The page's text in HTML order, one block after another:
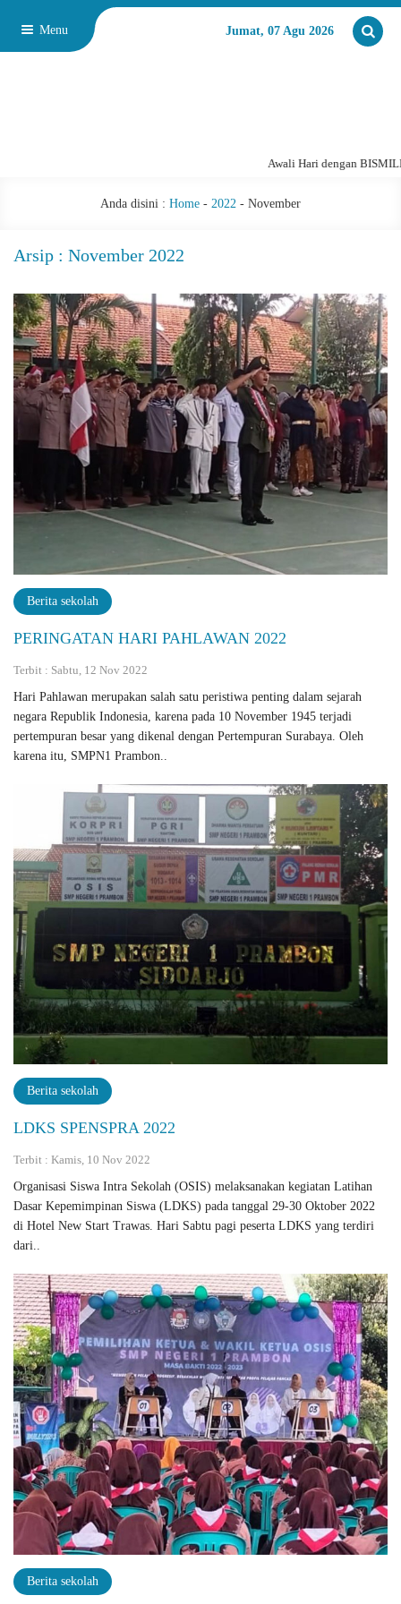
Menu Jumat, 07 Agu 2026
Awali Hari dengan
Anda disini : Home - 2022 - November
Arsip : November 2022
Berita sekolah
PERINGATAN HARI PAHLAWAN 2022
Terbit : Sabtu, 12 Nov 2022
Hari Pahlawan merupakan salah satu peristiwa penting dalam sejarah
negara Republik Indonesia, karena pada 10 November 1945 terjadi
pertempuran besar yang dikenal dengan Pertempuran Surabaya. Oleh
karena itu, SMPN1 Prambon..
Berita sekolah
LDKS SPENSPRA 2022
Terbit : Kamis, 10 Nov 2022
Organisasi Siswa Intra Sekolah (OSIS) melaksanakan kegiatan Latihan
Dasar Kepemimpinan Siswa (LDKS) pada tanggal 29-30 Oktober 2022
di Hotel New Start Trawas. Hari Sabtu pagi peserta LDKS yang terdiri
dari..
Berita sekolah